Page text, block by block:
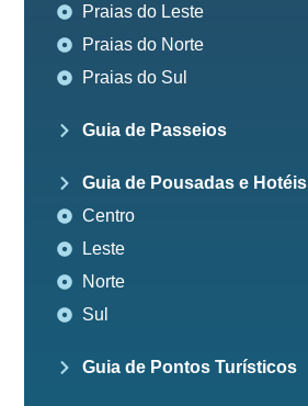
Praias do Leste
Praias do Norte
Praias do Sul
Guia de Passeios
Guia de Pousadas e Hotéis
Centro
Leste
Norte
Sul
Guia de Pontos Turísticos